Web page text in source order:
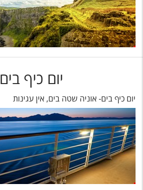
יום כיף בים
יום כיף בים- אוניה שטה בים, אין עגינות